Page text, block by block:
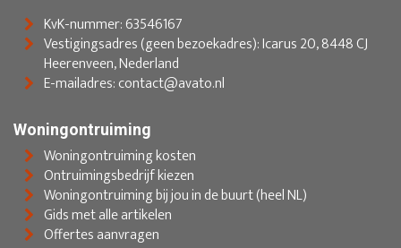
KvK-nummer: 63546167
Vestigingsadres (geen bezoekadres): Icarus 20, 8448 CJ
Heerenveen, Nederland
E-mailadres: contact@avato.nl
Woningontruiming
Woningontruiming kosten
Ontruimingsbedrijf kiezen
Woningontruiming bij jou in de buurt (heel NL)
Gids met alle artikelen
Offertes aanvragen